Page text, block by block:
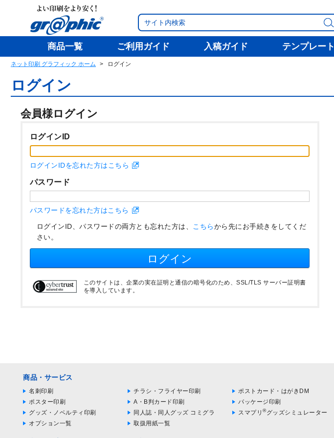
商品一覧 ご利用ガイド 入稿ガイド テンプレート
ネット印刷 グラフィック ホーム ログイン
ログイン
会員様ログイン
ログインID
ログインIDを忘れた方はこちら
パスワード
パスワードを忘れた方はこちら
ログインID、パスワードの両方とも忘れた方は、 こちらから先にお手続きをしてくだ
さい。
ログイン
このサイトは、企業の実在証明と通信の暗号化のため、SSL/TLS サーバー証明書
を導入しています。
商品・サービス
名刺印刷 チラシ・フライヤー印刷 ポストカード・はがきDM
ポスター印刷
A・B判カード印刷 パッケージ印刷
グッズ・ノベルティ印刷
同人誌・同人グッズ コミグラ スマプリ ®グッズシミュレーター
オプション一覧
取扱用紙一覧